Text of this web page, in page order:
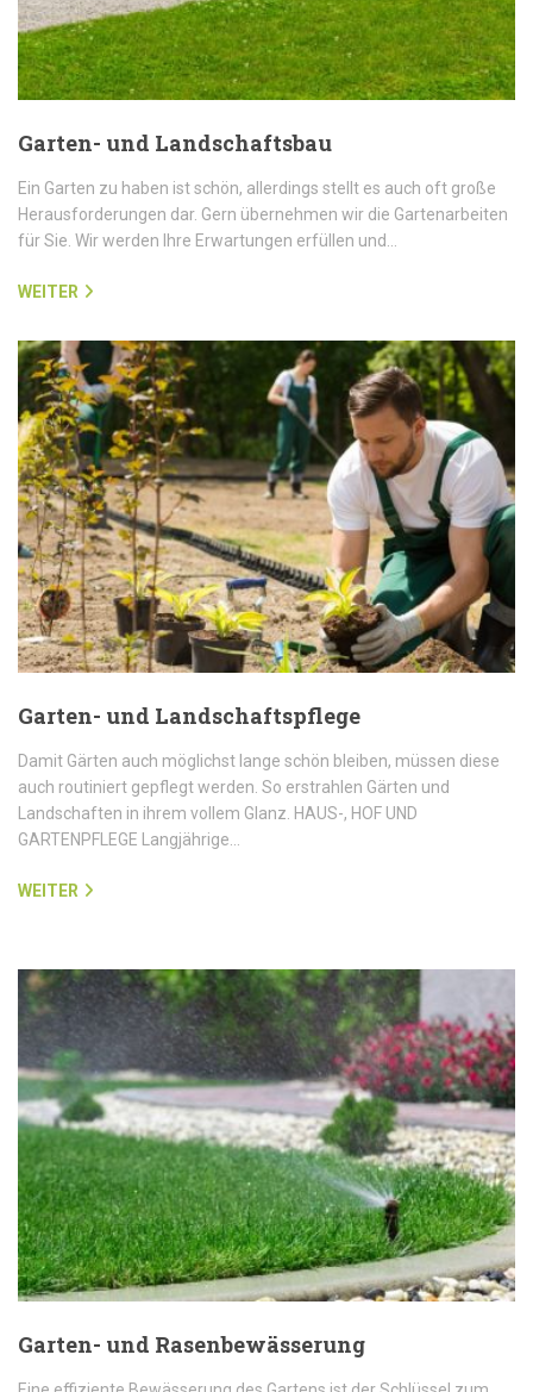
Garten- und Landschaftsbau
Ein Garten zu haben ist schön, allerdings stellt es auch oft große
Herausforderungen dar. Gern übernehmen wir die Gartenarbeiten
für Sie. Wir werden Ihre Erwartungen erfüllen und…
WEITER
Garten- und Landschaftspflege
Damit Gärten auch möglichst lange schön bleiben, müssen diese
auch routiniert gepflegt werden. So erstrahlen Gärten und
Landschaften in ihrem vollem Glanz. HAUS-, HOF UND
GARTENPFLEGE Langjährige…
WEITER
Garten- und Rasenbewässerung